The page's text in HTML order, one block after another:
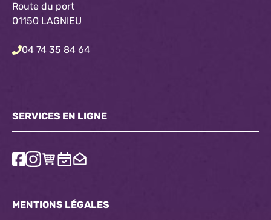
Route du port
01150 LAGNIEU
04 74 35 84 64
SERVICES EN LIGNE
MENTIONS LÉGALES